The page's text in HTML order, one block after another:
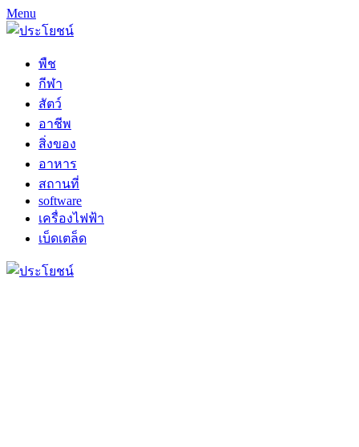
Menu
พืช
กีฬา
สัตว์
อาชีพ
สิ่งของ
อาหาร
สถานที่
software
เครื่องไฟฟ้า
เบ็ดเตล็ด